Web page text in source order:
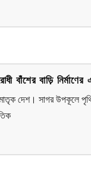
বাঁশের বাড়ি
দেশ। সাগর উপকূলে